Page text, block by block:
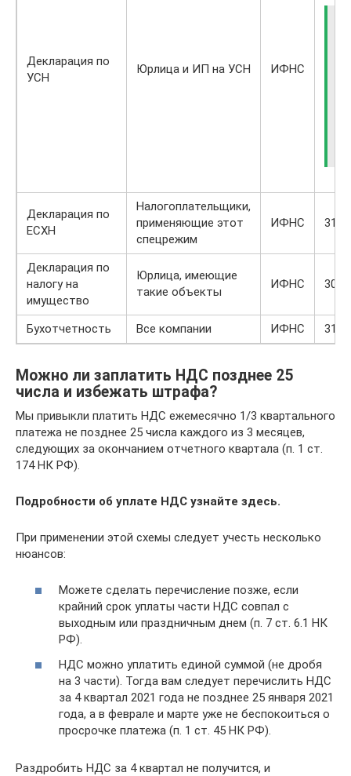
Декларация по
УСН
Юрлица и ИП на УСН ИФНС
Декларация по
ЕСХН
Налогоплательщики,
применяющие этот
спецрежим
ИФНС
Декларация по
налогу на
имущество
Юрлица, имеющие
такие объекты
ИФНС
Бухотчетность Все компании ИФНС
Можно ли заплатить НДС позднее 25
числа и избежать штрафа?
Мы привыкли платить НДС ежемесячно 1/3 квартального
платежа не позднее 25 числа каждого из 3 месяцев,
следующих за окончанием отчетного квартала (п. 1 ст.
174 НК РФ).
Подробности об уплате НДС узнайте здесь.
При применении этой схемы следует учесть несколько
нюансов:
Можете сделать перечисление позже, если
крайний срок уплаты части НДС совпал с
выходным или праздничным днем (п. 7 ст. 6.1 НК
РФ).
НДС можно уплатить единой суммой (не дробя
на 3 части). Тогда вам следует перечислить НДС
за 4 квартал 2021 года не позднее 25 января 2021
года, а в феврале и марте уже не беспокоиться о
просрочке платежа (п. 1 ст. 45 НК РФ).
Раздробить НДС за 4 квартал не получится, и